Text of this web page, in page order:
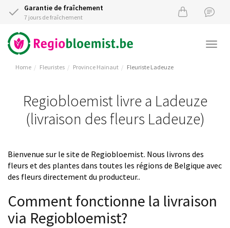
Garantie de fraîchement
7 jours de fraîchement
Home Fleuristes Province Hainaut Fleuriste Ladeuze
Regiobloemist livre a Ladeuze
(livraison des fleurs Ladeuze)
Bienvenue sur le site de Regiobloemist. Nous livrons des
fleurs et des plantes dans toutes les régions de Belgique avec
des fleurs directement du producteur..
Comment fonctionne la livraison
via Regiobloemist?